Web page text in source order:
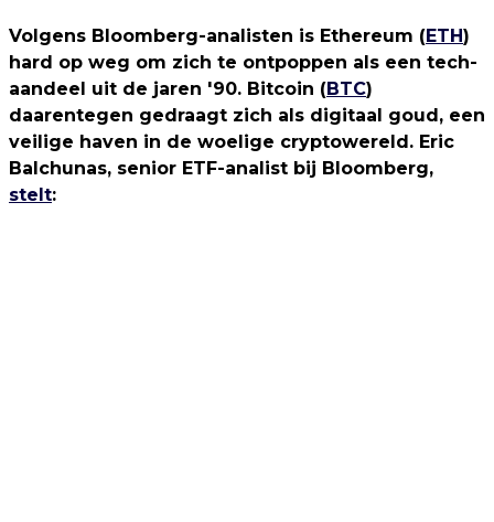
Volgens Bloomberg-analisten is Ethereum (ETH)
hard op weg om zich te ontpoppen als een tech-
aandeel uit de jaren '90. Bitcoin (BTC)
daarentegen gedraagt zich als digitaal goud, een
veilige haven in de woelige cryptowereld. Eric
Balchunas, senior ETF-analist bij Bloomberg,
stelt: